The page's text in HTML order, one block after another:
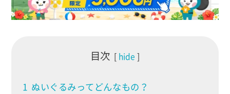
目次 hide
1 ぬいぐるみってどんなもの？